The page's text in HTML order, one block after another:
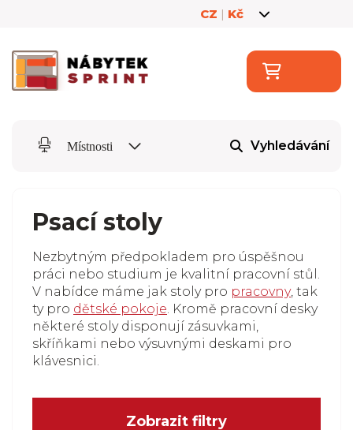
CZ | Kč
Místnosti Vyhledávání
Psací stoly
Nezbytným předpokladem pro úspěšnou
práci nebo studium je kvalitní pracovní stůl.
V nabídce máme jak stoly pro pracovny, tak
ty pro dětské pokoje. Kromě pracovní desky
některé stoly disponují zásuvkami,
skříňkami nebo výsuvnými deskami pro
klávesnici.
Zobrazit filtry